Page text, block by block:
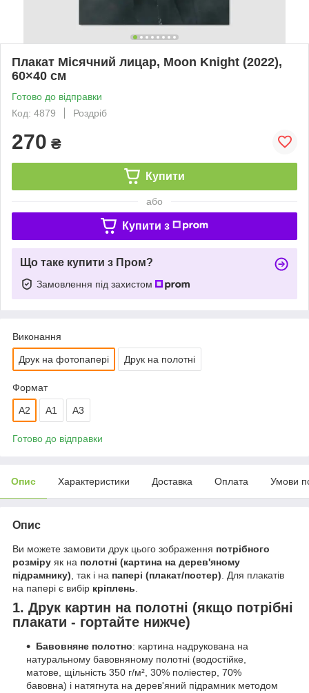
Плакат Місячний лицар, Moon Knight (2022),
60×40 см
Готово до відправки
Код: 4879
Роздріб
270 ₴
Купити
або
Купити з
Що таке купити з Пром?
Замовлення під захистом
Виконання
Друк на фотопапері Друк на полотні
Формат
A2 А1 A3
Готово до відправки
Опис Характеристики Доставка Оплата Умови
Опис
Ви можете замовити друк цього зображення потрібного
розміру як на полотні (картина на дерев'яному
підрамнику) , так і на папері (плакат/постер) . Для плакатів
на папері є вибір кріплень
1. Друк картин на полотні (якщо потрібні
плакати - гортайте нижче)
Бавовняне полотно: картина надрукована на
натуральному бавовняному полотні (водостійке,
матове, щільність 350 г/м², 30% поліестер, 70%
бавовна) і натягнута на дерев'яний підрамник методом